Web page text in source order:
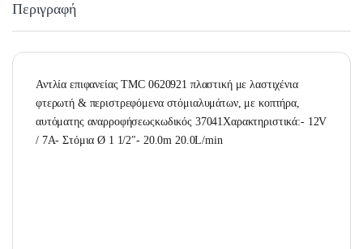
Περιγραφή
Αντλία επιφανείας TMC 0620921 πλαστική με λαστιχένια
φτερωτή & περιστρεφόμενα στόμιαλυμάτων, με κοπτήρα,
αυτόματης αναρροφήσεωςκωδικός 37041Χαρακτηριστικά:- 12V
/ 7A- Στόμια Ø 1 1/2″- 20.0m 20.0L/min